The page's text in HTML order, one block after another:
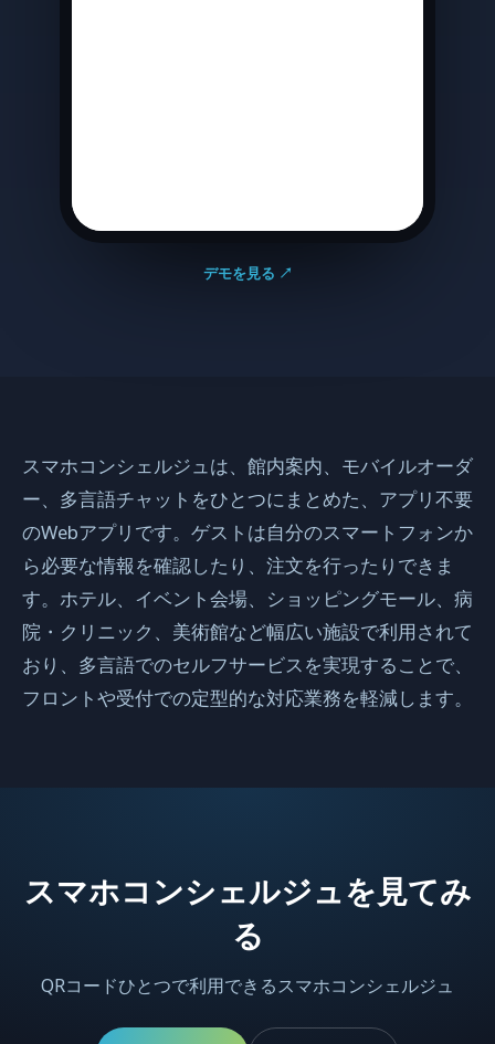
デモを見る ↗
スマホコンシェルジュは、館内案内、モバイルオーダ
ー、多言語チャットをひとつにまとめた、アプリ不要
のWebアプリです。ゲストは自分のスマートフォンか
ら必要な情報を確認したり、注文を行ったりできま
す。ホテル、イベント会場、ショッピングモール、病
院・クリニック、美術館など幅広い施設で利用されて
おり、多言語でのセルフサービスを実現することで、
フロントや受付での定型的な対応業務を軽減します。
スマホコンシェルジュを見てみ
る
QRコードひとつで利用できるスマホコンシェルジュ